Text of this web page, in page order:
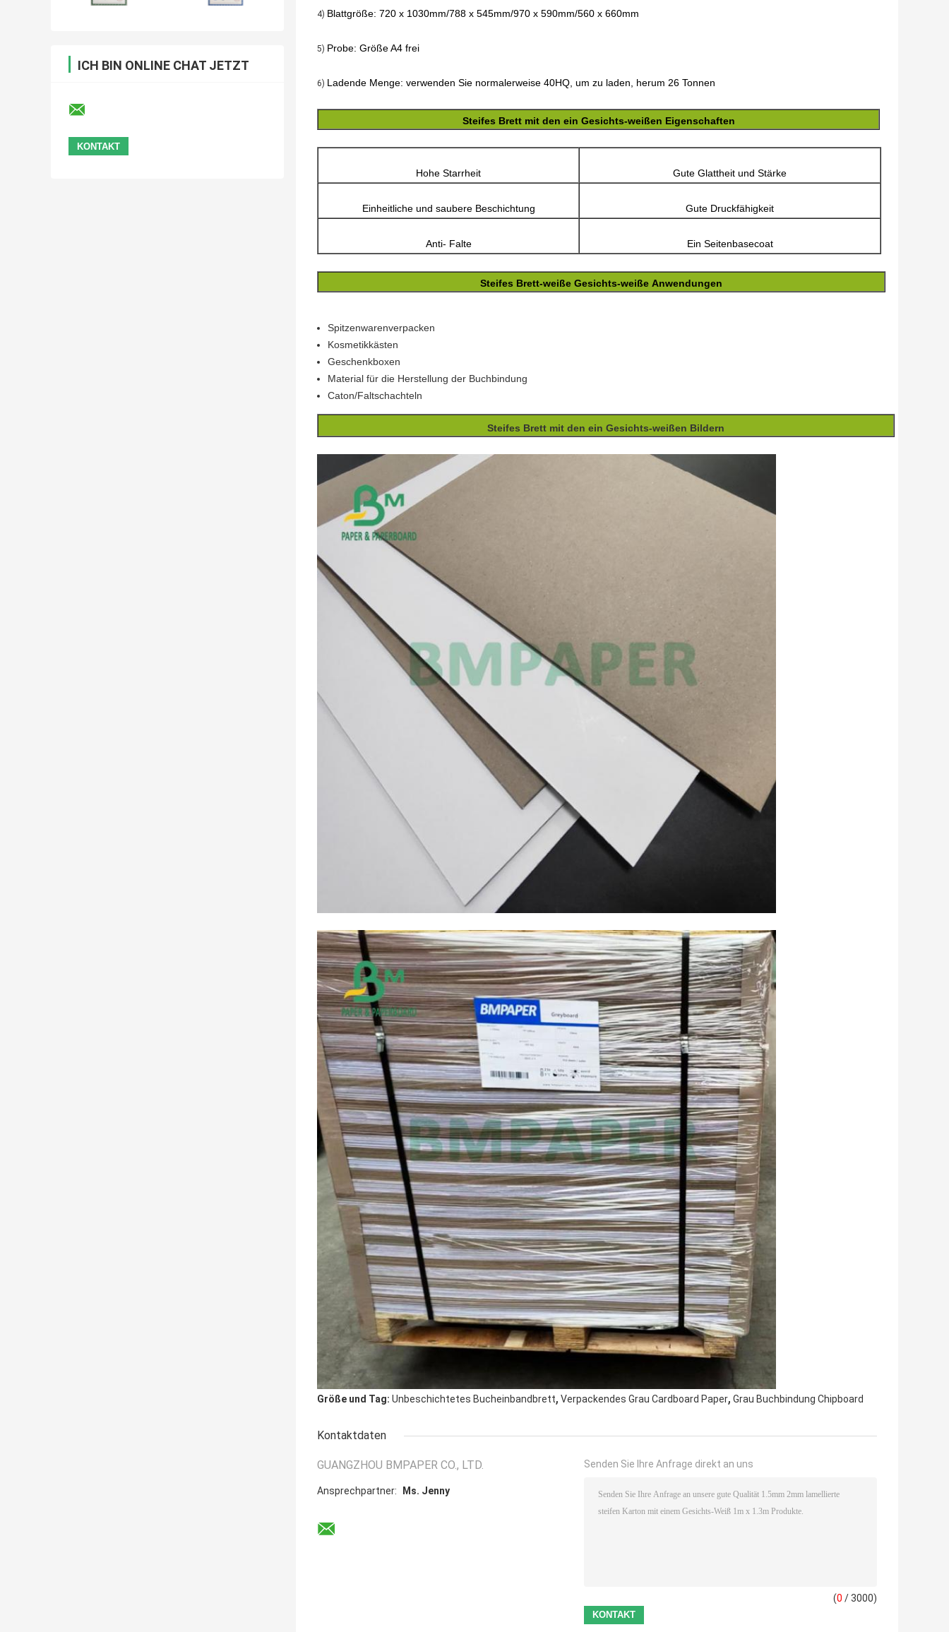
ICH BIN ONLINE CHAT JETZT
4) Blattgröße: 720 x 1030mm/788 x 545mm/970 x 590mm/560 x 660mm
5) Probe: Größe A4 frei
6) Ladende Menge: verwenden Sie normalerweise 40HQ, um zu laden, herum 26 Tonnen
Steifes Brett mit den ein Gesichts-weißen Eigenschaften
Hohe Starrheit Gute Glattheit und Stärke
Einheitliche und saubere Beschichtung Gute Druckfähigkeit
Anti- Falte Ein Seitenbasecoat
Steifes Brett-weiße Gesichts-weiße Anwendungen
Spitzenwarenverpacken
Kosmetikkästen
Geschenkboxen
Material für die Herstellung der Buchbindung
Caton/Faltschachteln
Steifes Brett mit den ein Gesichts-weißen Bildern
Größe und Tag: Unbeschichtetes Bucheinbandbrett, Verpackendes Grau Cardboard Paper, Grau Buchbindung Chipboard
Kontaktdaten
GUANGZHOU BMPAPER CO., LTD.
Ansprechpartner: Ms. Jenny
Senden Sie Ihre Anfrage direkt an uns
(0 / 3000)